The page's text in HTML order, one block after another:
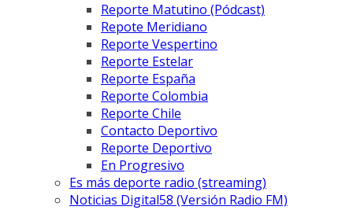
Reporte Matutino (Pódcast)
Repote Meridiano
Reporte Vespertino
Reporte Estelar
Reporte España
Reporte Colombia
Reporte Chile
Contacto Deportivo
Reporte Deportivo
En Progresivo
Es más deporte radio (streaming)
Noticias Digital58 (Versión Radio FM)